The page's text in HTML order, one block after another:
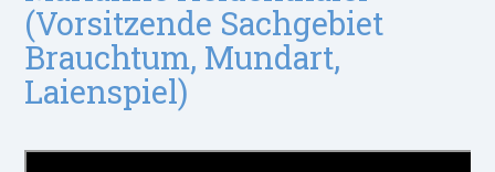
(Vorsitzende Sachgebiet
Brauchtum, Mundart,
Laienspiel)